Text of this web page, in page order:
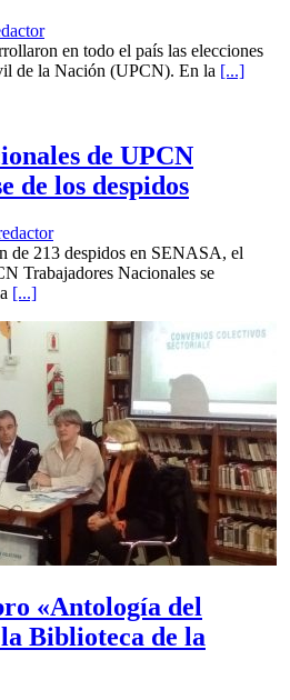
en todo el país las elecciones
de la Nación (UPCN). En la [...]
de UPCN
de los despidos
de 213 despidos en SENASA, el
Trabajadores Nacionales se
[...]
«Antología del
Biblioteca de la